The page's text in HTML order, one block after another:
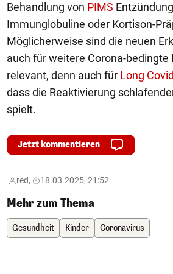
Behandlung von PIMS
Immunglobuline oder Kortison-
Möglicherweise sind die neuen
auch für weitere Corona-bedingte
relevant, denn auch für Long Covid
dass die Reaktivierung
spielt.
Jetzt kommentieren
red, 18.03.2025, 21:52
Mehr zum Thema
Gesundheit Kinder Coronavirus